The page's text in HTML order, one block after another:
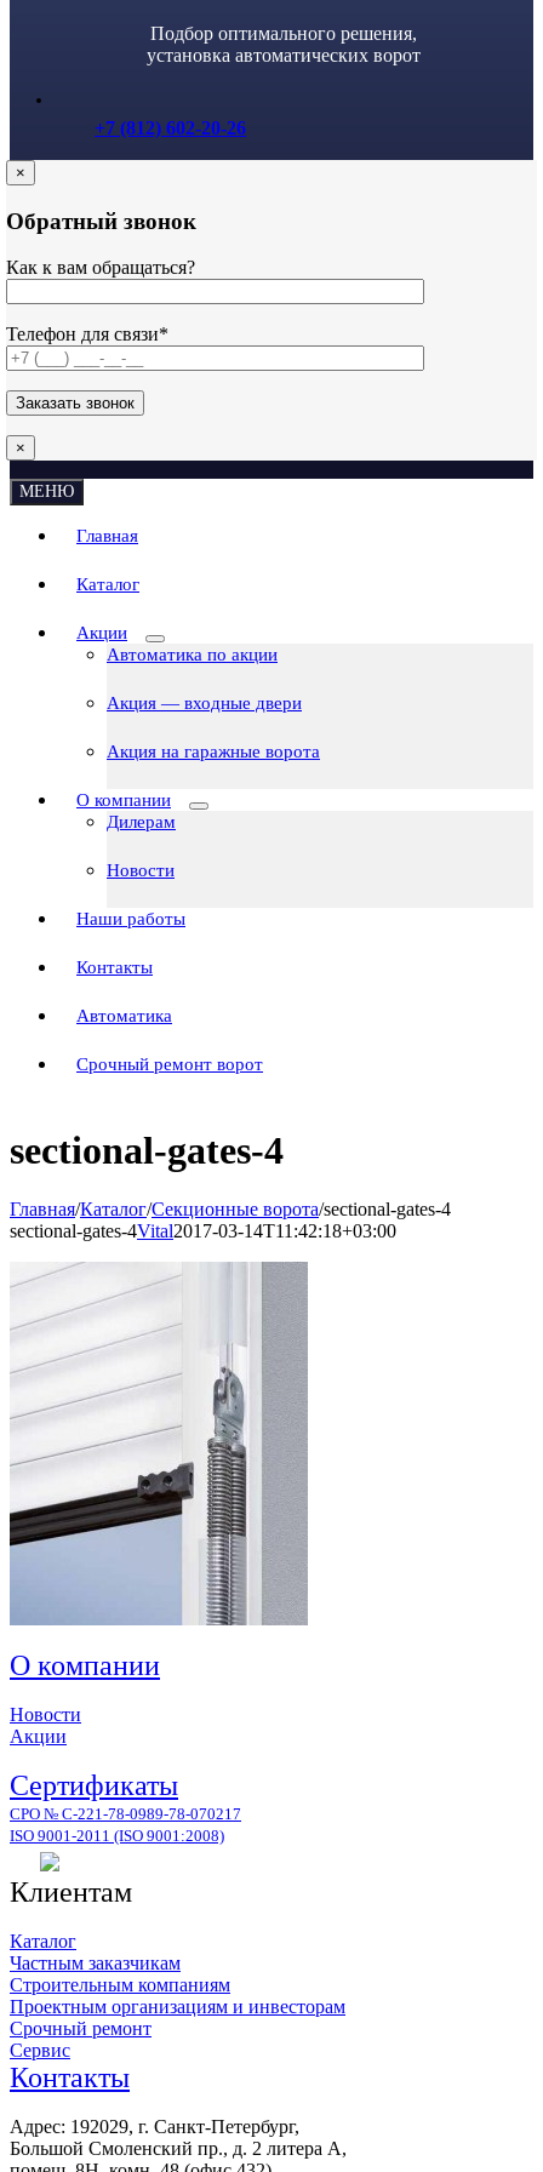
Подбор оптимального решения,
установка автоматических ворот
+7 (812) 602-20-26
×
Обратный звонок
Как к вам обращаться?
Телефон для связи*
×
МЕНЮ
Главная
Каталог
Акции
Автоматика по акции
Акция — входные двери
Акция на гаражные ворота
О компании
Дилерам
Новости
Наши работы
Контакты
Автоматика
Срочный ремонт ворот
sectional-gates-4
Главная/Каталог/Секционные ворота/sectional-gates-4
sectional-gates-4Vital2017-03-14T11:42:18+03:00
О компании
Новости
Акции
Сертификаты
СРО № С-221-78-0989-78-070217
ISO 9001-2011 (ISO 9001:2008)
Клиентам
Каталог
Частным заказчикам
Строительным компаниям
Проектным организациям и инвесторам
Срочный ремонт
Сервис
Контакты
Адрес: 192029, г. Санкт-Петербург,
Большой Смоленский пр., д. 2 литера А,